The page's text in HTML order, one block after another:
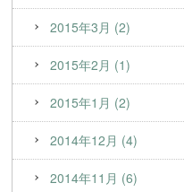
2015年3月 (2)
2015年2月 (1)
2015年1月 (2)
2014年12月 (4)
2014年11月 (6)